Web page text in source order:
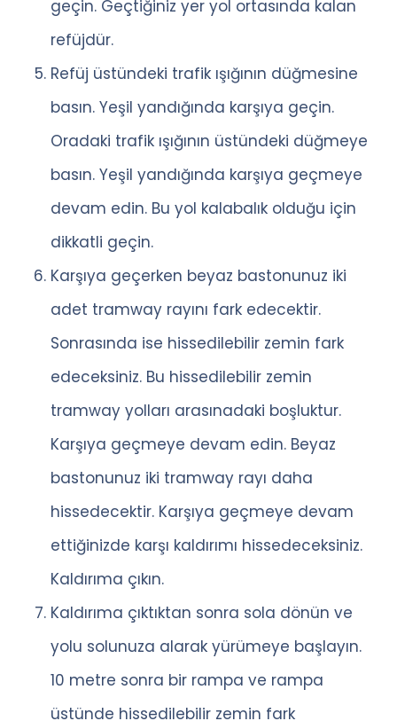
geçin. Geçtiğiniz yer yol ortasında kalan
refüjdür.
Refüj üstündeki trafik ışığının düğmesine
basın. Yeşil yandığında karşıya geçin.
Oradaki trafik ışığının üstündeki düğmeye
basın. Yeşil yandığında karşıya geçmeye
devam edin. Bu yol kalabalık olduğu için
dikkatli geçin.
Karşıya geçerken beyaz bastonunuz iki
adet tramway rayını fark edecektir.
Sonrasında ise hissedilebilir zemin fark
edeceksiniz. Bu hissedilebilir zemin
tramway yolları arasınadaki boşluktur.
Karşıya geçmeye devam edin. Beyaz
bastonunuz iki tramway rayı daha
hissedecektir. Karşıya geçmeye devam
ettiğinizde karşı kaldırımı hissedeceksiniz.
Kaldırıma çıkın.
Kaldırıma çıktıktan sonra sola dönün ve
yolu solunuza alarak yürümeye başlayın.
10 metre sonra bir rampa ve rampa
üstünde hissedilebilir zemin fark